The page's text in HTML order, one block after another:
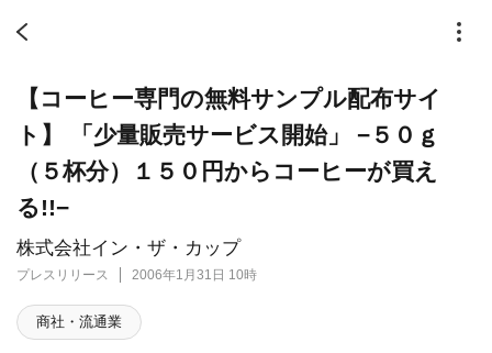
株式会社イン・ザ・カップ
プレスリリース 2006年1月31日 10時
【コーヒー専門の無料サンプル配布サイ
ト】 「少量販売サービス開始」 −５０ｇ
（５杯分）１５０円からコーヒーが買え
る!!−
商社・流通業